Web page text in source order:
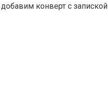
конверт с запиской